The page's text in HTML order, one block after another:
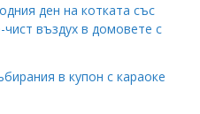
ден на котката със
въздух в домовете с
в купон с караоке